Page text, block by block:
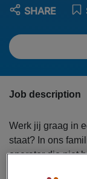
SHARE
Job description
Werk jij graag in
staat? In ons
operator die niet